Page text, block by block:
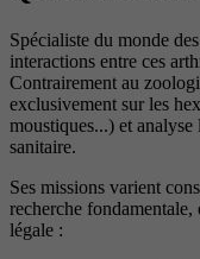
Spécialiste du monde
interactions entre ces
Contrairement au
exclusivement sur les
moustiques...) et
sanitaire.
Ses missions varient
recherche
légale :